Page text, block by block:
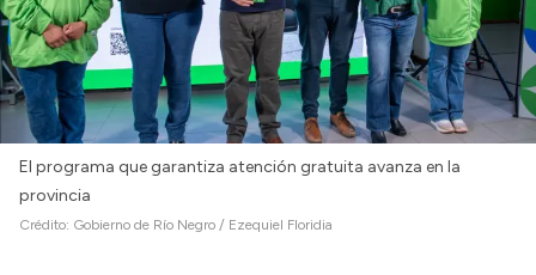
El programa que garantiza atención gratuita avanza en la
provincia
Crédito: Gobierno de Río Negro / Ezequiel Floridia